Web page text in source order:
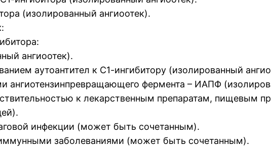
(изолированный ангиоотек).
ангиоотек).
аутоантител к С1-ингибитору (изолированный
ангиотензинпревращающего фермента – ИАПФ
к лекарственным препаратам, пищевым
инфекции (может быть сочетанным).
заболеваниями (может быть сочетанным).